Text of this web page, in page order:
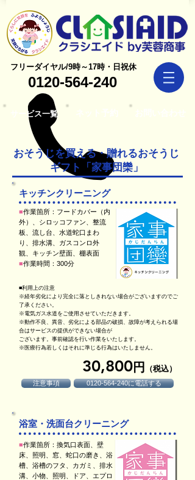
フリーダイヤル/9時～17時・日祝休
0120-564-240
サービス一覧
​おそうじを買える・贈れるおそうじ
ギフト「家事団欒」
キッチンクリーニング
■作業箇所：フードカバー（内
外）、シロッコファン、整流
板、流し台、水道蛇口まわ
り、排水溝、ガスコンロ外
観、キッチン壁面、棚表面
■作業時間：300分​
■利用上の注意
※経年劣化により完全に落としきれない場合がございますのでご
了承ください。
※電気ガス水道をご使用させていただきます。
※動作不良、異音、劣化による部品の破損、故障が考えられる場
合はサービスの提供ができない場合が
ございます。事前確認を行い作業をいたします。
※医療行為若しくはそれに準じる行為はいたしません。
30,800円 （税込）
注意事項 0120-564-240に電話する
浴室・洗面台クリーニング
■作業箇所：換気口表面、壁
床、照明、窓、蛇口の磨き、浴
槽、浴槽のフタ、カガミ、排水
溝、小物、照明、ドア、エプロ